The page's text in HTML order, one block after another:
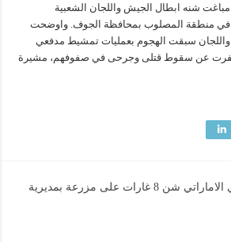
شنه ابطال الجيش واللجان الشعبية
في منطقة المصلوب بمحافظة الجوف. واوضحت
سبقت الهجوم بعمليات تمشيط مدفعي
عن سقوط قتلى وجرحى في صفوفهم، مشيرة
طيران العدوان السعودي الاماراتي شن 8 غارات على مزرعة بمديرية